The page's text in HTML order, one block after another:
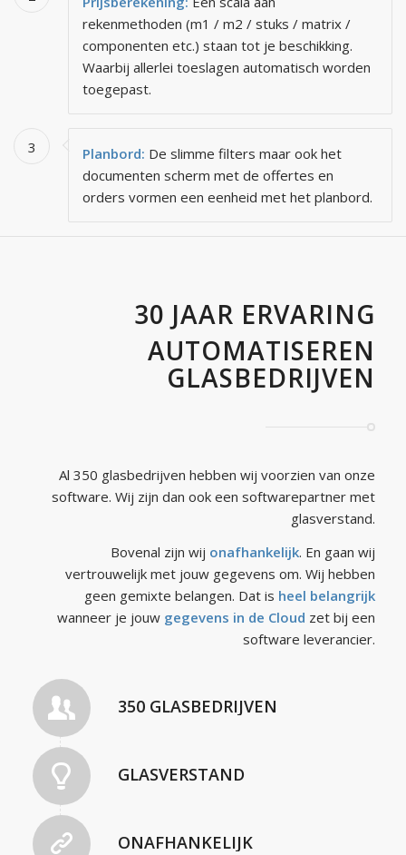
rekenmethoden (m1 / m2 / stuks / matrix /
componenten etc.) staan tot je beschikking.
Waarbij allerlei toeslagen automatisch worden
toegepast.
3 Planbord: De slimme filters maar ook het
documenten scherm met de offertes en
orders vormen een eenheid met het planbord.
30 JAAR ERVARING
AUTOMATISEREN
GLASBEDRIJVEN
Al 350 glasbedrijven hebben wij voorzien van onze
software. Wij zijn dan ook een softwarepartner met
glasverstand.
Bovenal zijn wij onafhankelijk. En gaan wij
vertrouwelijk met jouw gegevens om. Wij hebben
geen gemixte belangen. Dat is heel belangrijk
wanneer je jouw gegevens in de Cloud zet bij een
software leverancier.
350 GLASBEDRIJVEN
GLASVERSTAND
ONAFHANKELIJK